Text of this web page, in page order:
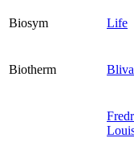
Biosym Life
Biotherm